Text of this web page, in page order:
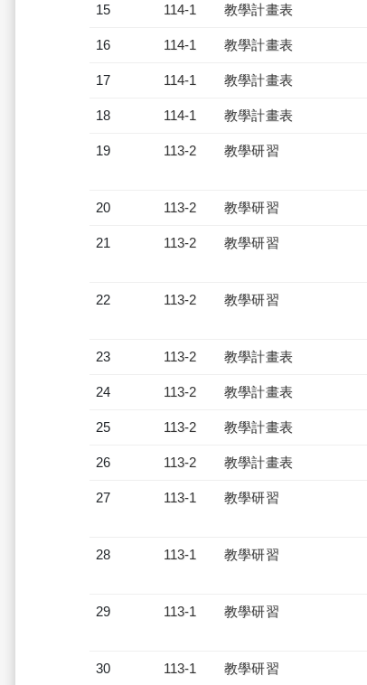
15 114-1 教學計畫表
16 114-1 教學計畫表
17 114-1 教學計畫表
18 114-1 教學計畫表
19 113-2 教學研習
20 113-2 教學研習
21 113-2 教學研習
22 113-2 教學研習
23 113-2 教學計畫表
24 113-2 教學計畫表
25 113-2 教學計畫表
26 113-2 教學計畫表
27 113-1 教學研習
28 113-1 教學研習
29 113-1 教學研習
30 113-1 教學研習